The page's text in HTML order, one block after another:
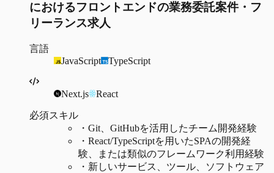
におけるフロントエンドの業務委託案件・フ
リーランス求人
言語
JavaScript
TypeScript
Next.js React
必須スキル
・ Git、GitHubを活用したチーム開発経験
・ React/TypeScriptを用いたSPAの開発経
験、または類似のフレームワーク利用経験
・ 新しいサービス、ツール、ソフトウェア